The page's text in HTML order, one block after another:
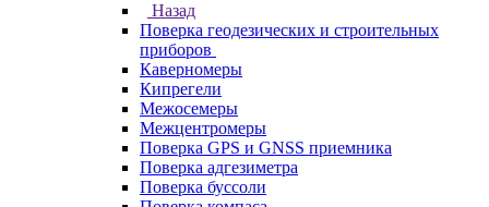
Назад
Поверка геодезических и строительных
приборов
Каверномеры
Кипрегели
Межосемеры
Межцентромеры
Поверка GPS и GNSS приемника
Поверка адгезиметра
Поверка буссоли